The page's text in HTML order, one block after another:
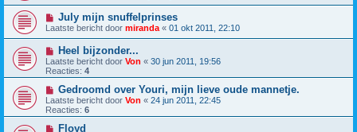
July mijn snuffelprinses
Laatste bericht door miranda « 01 okt 2011, 22:10
Heel bijzonder...
Laatste bericht door Von « 30 jun 2011, 19:56
Reacties: 4
Gedroomd over Youri, mijn lieve oude mannetje.
Laatste bericht door Von « 24 jun 2011, 22:45
Reacties: 6
Floyd